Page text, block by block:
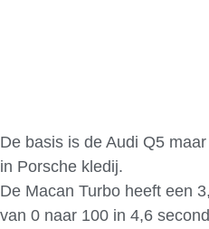
De basis is de Audi Q5
in Porsche kledij.
De Macan Turbo heeft een
van 0 naar 100 in 4,6